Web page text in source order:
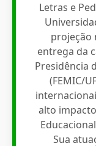
Letras e
projeção
entrega da
Presidência
(FEMIC/
alto
Sua